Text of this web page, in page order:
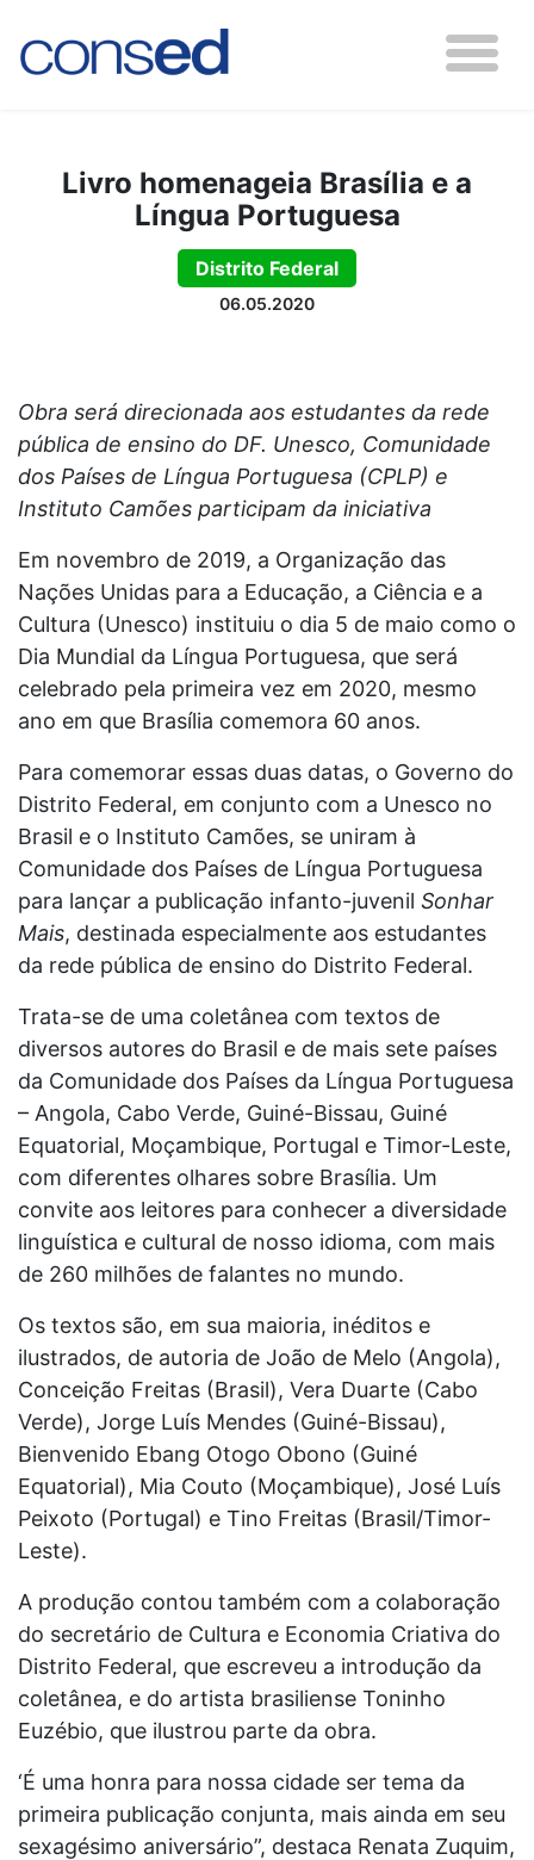
Livro homenageia Brasília e a
Língua Portuguesa
Distrito Federal
06.05.2020
Obra será direcionada aos estudantes da rede
pública de ensino do DF. Unesco, Comunidade
dos Países de Língua Portuguesa (CPLP) e
Instituto Camões participam da iniciativa
Em novembro de 2019, a Organização das
Nações Unidas para a Educação, a Ciência e a
Cultura (Unesco) instituiu o dia 5 de maio como o
Dia Mundial da Língua Portuguesa, que será
celebrado pela primeira vez em 2020, mesmo
ano em que Brasília comemora 60 anos.
Para comemorar essas duas datas, o Governo do
Distrito Federal, em conjunto com a Unesco no
Brasil e o Instituto Camões, se uniram à
Comunidade dos Países de Língua Portuguesa
para lançar a publicação infanto-juvenil Sonhar
Mais, destinada especialmente aos estudantes
da rede pública de ensino do Distrito Federal.
Trata-se de uma coletânea com textos de
diversos autores do Brasil e de mais sete países
da Comunidade dos Países da Língua Portuguesa
– Angola, Cabo Verde, Guiné-Bissau, Guiné
Equatorial, Moçambique, Portugal e Timor-Leste,
com diferentes olhares sobre Brasília. Um
convite aos leitores para conhecer a diversidade
linguística e cultural de nosso idioma, com mais
de 260 milhões de falantes no mundo.
Os textos são, em sua maioria, inéditos e
ilustrados, de autoria de João de Melo (Angola),
Conceição Freitas (Brasil), Vera Duarte (Cabo
Verde), Jorge Luís Mendes (Guiné-Bissau),
Bienvenido Ebang Otogo Obono (Guiné
Equatorial), Mia Couto (Moçambique), José Luís
Peixoto (Portugal) e Tino Freitas (Brasil/Timor-
Leste).
A produção contou também com a colaboração
do secretário de Cultura e Economia Criativa do
Distrito Federal, que escreveu a introdução da
coletânea, e do artista brasiliense Toninho
Euzébio, que ilustrou parte da obra.
‘É uma honra para nossa cidade ser tema da
primeira publicação conjunta, mais ainda em seu
sexagésimo aniversário”, destaca Renata Zuquim,